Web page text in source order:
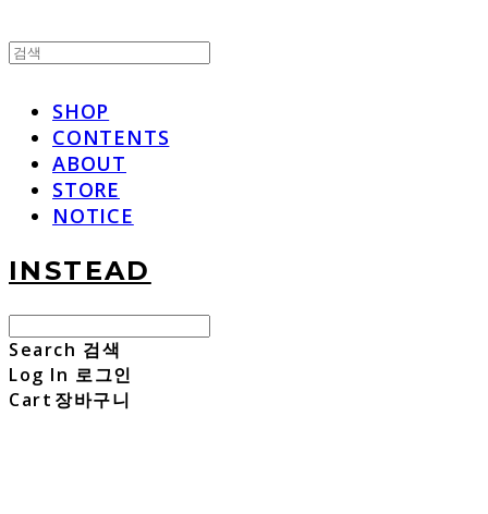
SHOP
CONTENTS
ABOUT
STORE
NOTICE
INSTEAD
Search 검색
Log In 로그인
Cart 장바구니